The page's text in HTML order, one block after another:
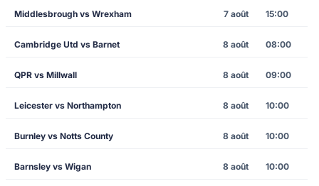
Middlesbrough vs Wrexham 7 août 15:00
Cambridge Utd vs Barnet 8 août 08:00
QPR vs Millwall 8 août 09:00
Leicester vs Northampton 8 août 10:00
Burnley vs Notts County 8 août 10:00
Barnsley vs Wigan 8 août 10:00